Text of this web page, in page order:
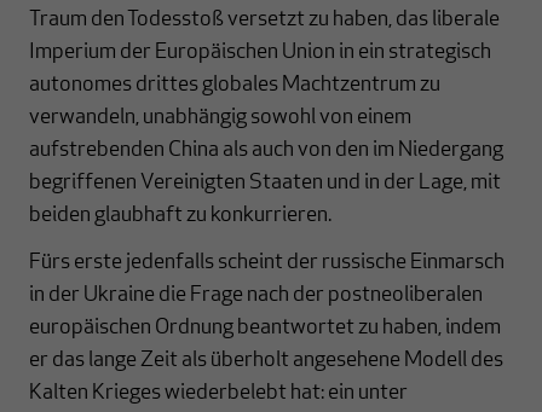
Traum den Todesstoß versetzt zu haben, das liberale
Imperium der Europäischen Union in ein strategisch
autonomes drittes globales Machtzentrum zu
verwandeln, unabhängig sowohl von einem
aufstrebenden China als auch von den im Niedergang
begriffenen Vereinigten Staaten und in der Lage, mit
beiden glaubhaft zu konkurrieren.
Fürs erste jedenfalls scheint der russische Einmarsch
in der Ukraine die Frage nach der postneoliberalen
europäischen Ordnung beantwortet zu haben, indem
er das lange Zeit als überholt angesehene Modell des
Kalten Krieges wiederbelebt hat: ein unter